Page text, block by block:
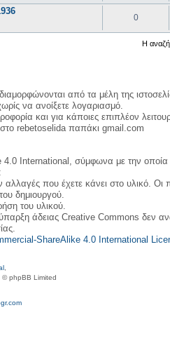
0
Η
από τα μέλη της
να ανοίξετε λογαριασμό.
και για κάποιες επιπλέον
στο rebetoselida παπάκι gmail.com
International, σύμφωνα με την οποία
που έχετε κάνει στο υλικό.
δημιουργού.
του υλικού.
άδειας Creative Commons δεν
ShareAlike 4.0 International
© phpBB Limited